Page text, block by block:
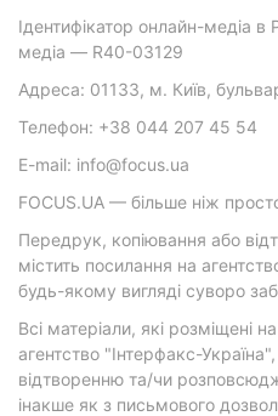
Ідентифікатор онлайн-медіа в
медіа — R40-03129
Адреса: 01133, м. Київ,
Телефон: +38 044 207 45 54
E-mail: info@focus.ua
FOCUS.UA — більше ніж
Передрук, копіювання або
містить посилання на
будь-якому вигляді суворо
Всі матеріали, які розміщені
агентство "Інтерфакс-
відтворенню та/чи
інакше як з письмового